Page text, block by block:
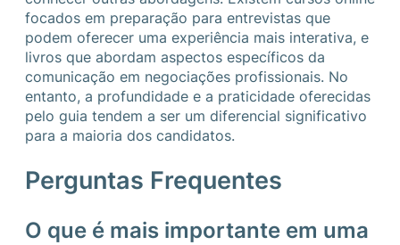
focados em preparação para entrevistas que
podem oferecer uma experiência mais interativa, e
livros que abordam aspectos específicos da
comunicação em negociações profissionais. No
entanto, a profundidade e a praticidade oferecidas
pelo guia tendem a ser um diferencial significativo
para a maioria dos candidatos.
Perguntas Frequentes
O que é mais importante em uma